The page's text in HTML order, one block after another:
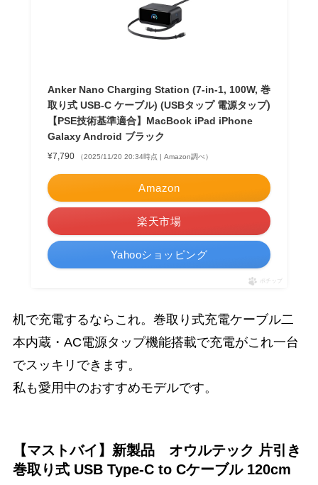
Anker Nano Charging Station (7-in-1, 100W, 巻
取り式 USB-C ケーブル) (USBタップ 電源タップ)
【PSE技術基準適合】MacBook iPad iPhone
Galaxy Android ブラック
¥7,790 （2025/11/20 20:34時点 | Amazon調べ）
Amazon
楽天市場
Yahooショッピング
ポチップ
机で充電するならこれ。巻取り式充電ケーブル二
本内蔵・AC電源タップ機能搭載で充電がこれ一台
でスッキリできます。
私も愛用中のおすすめモデルです。
【マストバイ】新製品 オウルテック 片引き
巻取り式 USB Type-C to Cケーブル 120cm